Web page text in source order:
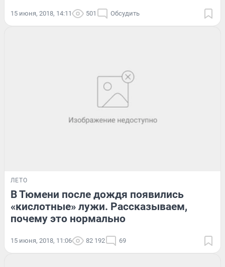
15 июня, 2018, 14:11 501 Обсудить
ЛЕТО
В Тюмени после дождя появились
«кислотные» лужи. Рассказываем,
почему это нормально
15 июня, 2018, 11:06 82 192 69